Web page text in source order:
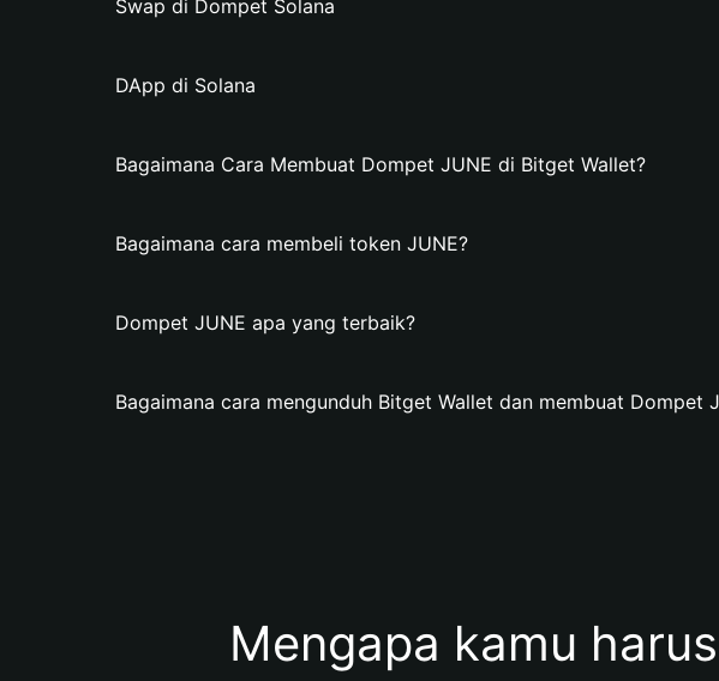
Swap di Dompet Solana
DApp di Solana
Bagaimana Cara Membuat Dompet JUNE di Bitget Wallet?
Bagaimana cara membeli token JUNE?
Dompet JUNE apa yang terbaik?
Bagaimana cara mengunduh Bitget Wallet dan membuat Dompet
Mengapa kamu